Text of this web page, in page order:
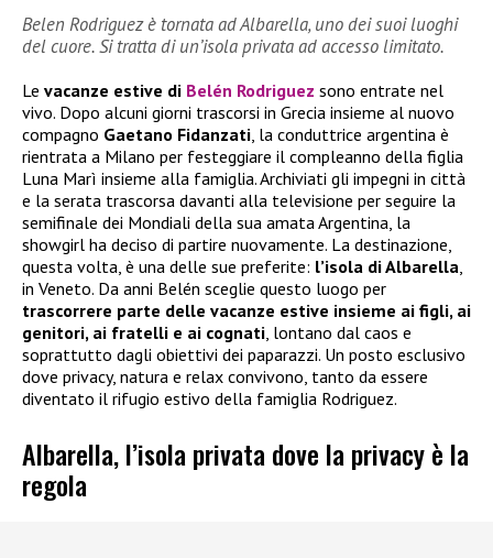
Belen Rodriguez è tornata ad Albarella, uno dei suoi luoghi
del cuore. Si tratta di un’isola privata ad accesso limitato.
Le vacanze estive di Belén Rodriguez sono entrate nel
vivo. Dopo alcuni giorni trascorsi in Grecia insieme al nuovo
compagno Gaetano Fidanzati , la conduttrice argentina è
rientrata a Milano per festeggiare il compleanno della figlia
Luna Marì insieme alla famiglia. Archiviati gli impegni in città
e la serata trascorsa davanti alla televisione per seguire la
semifinale dei Mondiali della sua amata Argentina, la
showgirl ha deciso di partire nuovamente. La destinazione,
questa volta, è una delle sue preferite: l’isola di Albarella
in Veneto. Da anni Belén sceglie questo luogo per
trascorrere parte delle vacanze estive insieme ai figli, ai
genitori, ai fratelli e ai cognati , lontano dal caos e
soprattutto dagli obiettivi dei paparazzi. Un posto esclusivo
dove privacy, natura e relax convivono, tanto da essere
diventato il rifugio estivo della famiglia Rodriguez.
Albarella, l’isola privata dove la privacy è la
regola